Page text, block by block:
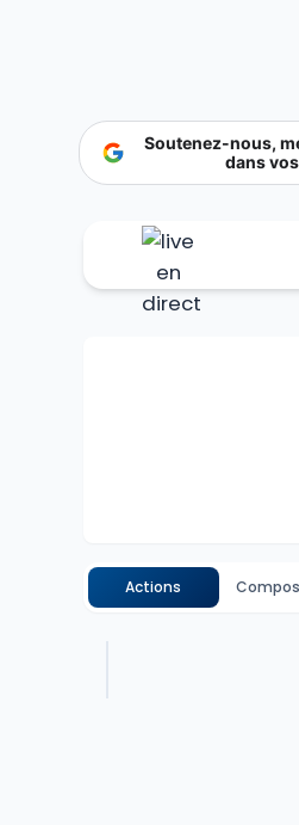
Soutenez-nous,
dans
Actions